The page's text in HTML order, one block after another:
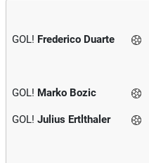
GOL! Frederico Duarte
GOL! Marko Bozic
GOL! Julius Ertlthaler